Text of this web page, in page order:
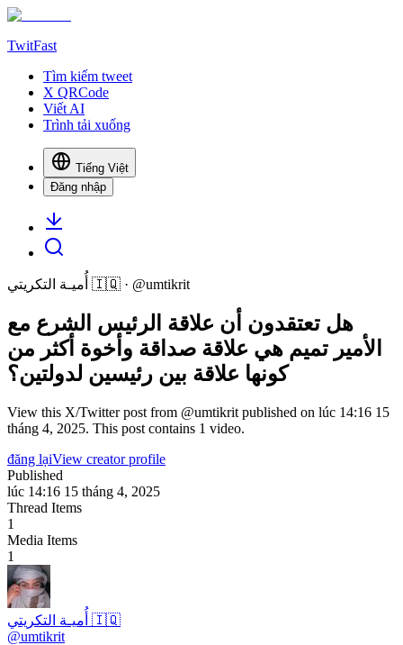
TwitFast
Tìm kiếm tweet
X QRCode
Viết AI
Trình tải xuống
Tiếng Việt
Đăng nhập
أُميـة التكريتي 🇮🇶 · @umtikrit
هل تعتقدون أن علاقة الرئيس الشرع مع
الأمير تميم هي علاقة صداقة وأخوة أكثر من
كونها علاقة بين رئيسين لدولتين؟
View this X/Twitter post from @umtikrit published on lúc 14:16 15
tháng 4, 2025. This post contains 1 video.
đăng lạiView creator profile
Published
lúc 14:16 15 tháng 4, 2025
Thread Items
1
Media Items
1
أُميـة التكريتي 🇮🇶
@umtikrit